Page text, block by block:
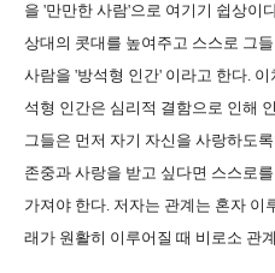
을 '만만한 사람'으로 여기기 쉽상이
상대의 콧대를 높여주고 스스로 그
사람을 '방석형 인간' 이라고 한다.
석형 인간은 심리적 결함으로 인해
그들은 먼저 자기 자신을 사랑하도
존중과 사랑을 받고 싶다면 스스로
가져야 한다. 저자는 관계는 혼자 이
래가 원활히 이루어질 때 비로소 관